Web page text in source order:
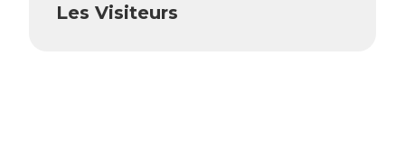
Les Visiteurs